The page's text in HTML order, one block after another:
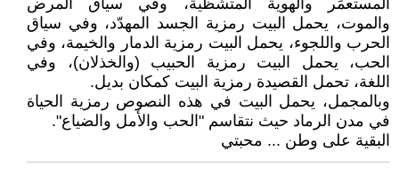
المستعمَر والهوية المتشظية، وفي سياق المرض
والموت، يحمل البيت رمزية الجسد المهدّد، وفي سياق
الحرب واللجوء، يحمل البيت رمزية الدمار والخيمة، وفي
الحب، يحمل البيت رمزية الحبيب (والخذلان)، وفي
اللغة، تحمل القصيدة رمزية البيت كمكان بديل.
وبالمجمل، يحمل البيت في هذه النصوص رمزية الحياة
في مدن الرماد حيث نتقاسم "الحب والأمل والضياع".
البقية على وطن ... محبتي